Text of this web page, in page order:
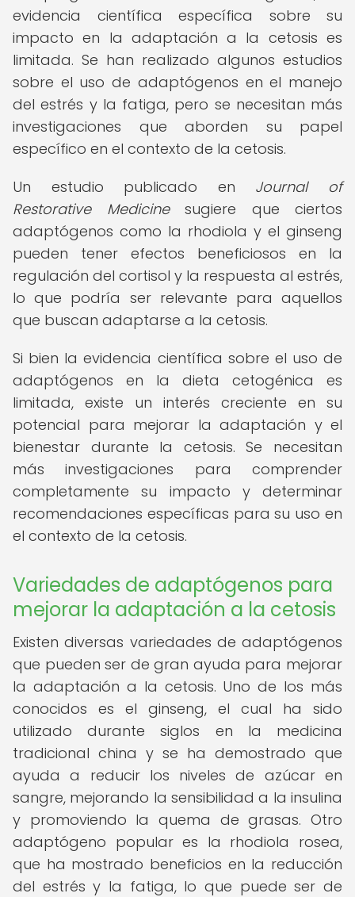
evidencia científica específica sobre su
impacto en la adaptación a la cetosis es
limitada. Se han realizado algunos estudios
sobre el uso de adaptógenos en el manejo
del estrés y la fatiga, pero se necesitan más
investigaciones que aborden su papel
específico en el contexto de la cetosis.
Un estudio publicado en Journal of
Restorative Medicinesugiere que ciertos
adaptógenos como la rhodiola y el ginseng
pueden tener efectos beneficiosos en la
regulación del cortisol y la respuesta al estrés,
lo que podría ser relevante para aquellos
que buscan adaptarse a la cetosis.
Si bien la evidencia científica sobre el uso de
adaptógenos en la dieta cetogénica es
limitada, existe un interés creciente en su
potencial para mejorar la adaptación y el
bienestar durante la cetosis. Se necesitan
más investigaciones para comprender
completamente su impacto y determinar
recomendaciones específicas para su uso en
el contexto de la cetosis.
Variedades de adaptógenos para
mejorar la adaptación a la cetosis
Existen diversas variedades de adaptógenos
que pueden ser de gran ayuda para mejorar
la adaptación a la cetosis. Uno de los más
conocidos es el ginseng, el cual ha sido
utilizado durante siglos en la medicina
tradicional china y se ha demostrado que
ayuda a reducir los niveles de azúcar en
sangre, mejorando la sensibilidad a la insulina
y promoviendo la quema de grasas. Otro
adaptógeno popular es la rhodiola rosea,
que ha mostrado beneficios en la reducción
del estrés y la fatiga, lo que puede ser de